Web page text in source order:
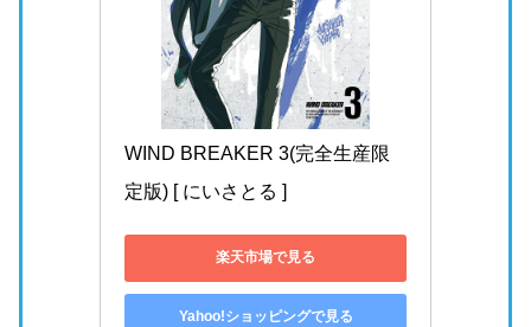
WIND BREAKER 3(完全生産限
定版) [ にいさとる ]
楽天市場で見る
Yahoo!ショッピングで見る